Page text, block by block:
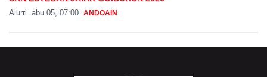
Aiurri abu 05, 07:00 ANDOAIN